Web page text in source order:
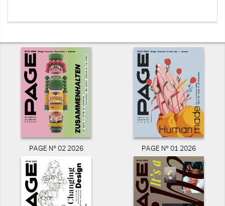
PAGE N° 02 2026 PAGE N° 01 2026